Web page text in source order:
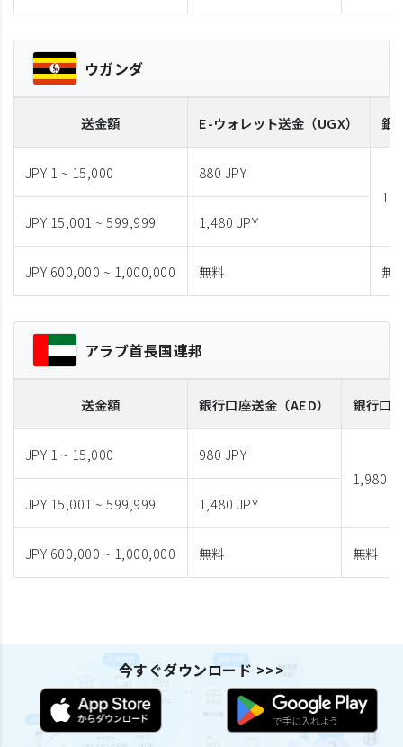
ウガンダ
送金額 E-ウォレット送金 （UGX） 銀
JPY 1 ~ 15,000
880 JPY
JPY 15,001 ~ 599,999
1,480 JPY
JPY 600,000 ~ 1,000,000 無料 無
アラブ首長国連邦
送金額 銀行口座送金 （AED） 銀行口
JPY 1 ~ 15,000
980 JPY
1,980
JPY 15,001 ~ 599,999
1,480 JPY
JPY 600,000 ~ 1,000,000 無料 無料
今すぐダウンロード >>>